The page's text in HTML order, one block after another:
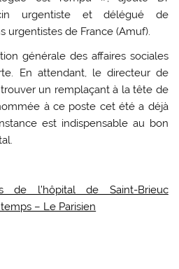
urgentiste et délégué de
urgentistes de France (Amuf).
générale des affaires sociales
En attendant, le directeur de
un remplaçant à la tête de
à ce poste cet été a déjà
est indispensable au bon
de l’hôpital de Saint-Brieuc
– Le Parisien